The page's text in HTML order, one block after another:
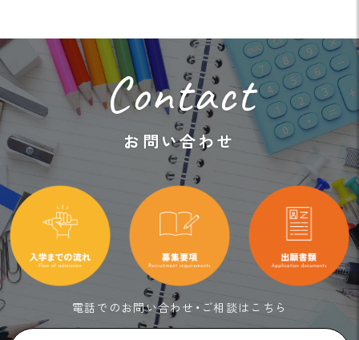
Contact
お問い合わせ
電話でのお問い合わせ・ご相談はこちら